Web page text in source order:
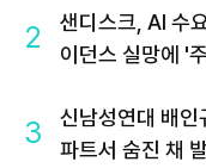
2
샌디스크, AI 수
이던스 실망에 '
3
신남성연대 배
파트서 숨진 채